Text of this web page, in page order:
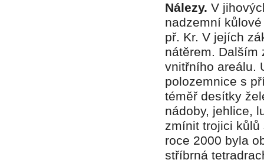
Nálezy. V
nadzemní
př. Kr. V jejích
nátěrem. Dalším
vnitřního areálu.
polozemnice s
téměř desítky
nádoby, jehlice,
zmínit trojici kůlů
roce 2000 byla
stříbrná